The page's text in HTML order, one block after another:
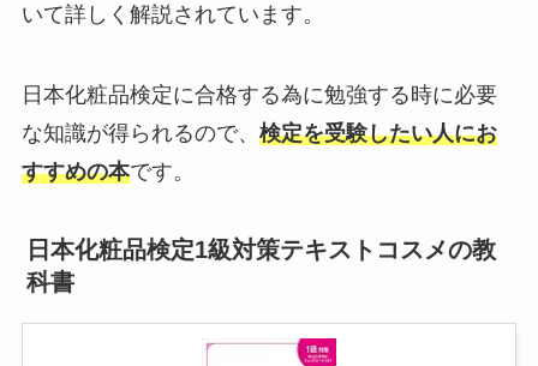
いて詳しく解説されています。
日本化粧品検定に合格する為に勉強する時に必要
な知識が得られるので、 検定を受験したい人にお
すすめの本です。
日本化粧品検定1級対策テキストコスメの教
科書